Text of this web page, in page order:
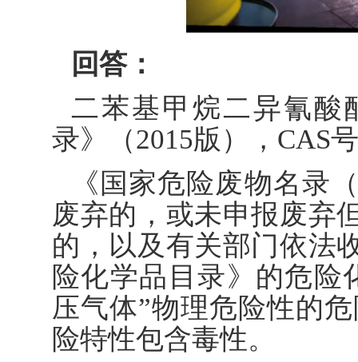
回答：
二苯基甲烷二异氰酸
录》（2015版），CAS
《国家危险废物名录
废弃的，或未申报废弃
的，以及有关部门依法
险化学品目录》的危险
压气体”物理危险性的
险特性包含毒性。